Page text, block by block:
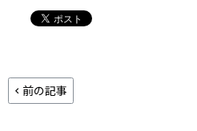
前の記事